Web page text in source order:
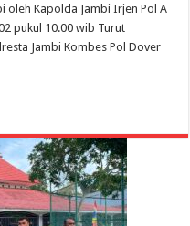
oleh Kapolda Jambi Irjen Pol A
pukul 10.00 wib Turut
Jambi Kombes Pol Dover